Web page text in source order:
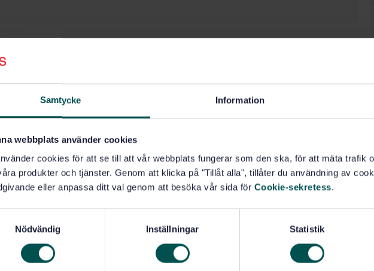
Samtycke Information
webbplats använder cookies
cookies för att se till att vår webbplats fungerar som den ska, för att mäta trafik
produkter och tjänster. Genom att klicka på "Tillåt alla", tillåter du användning av
eller anpassa ditt val genom att besöka vår sida för Cookie-sekretess.
Nödvändig Inställningar Statistik
(13.220.50)